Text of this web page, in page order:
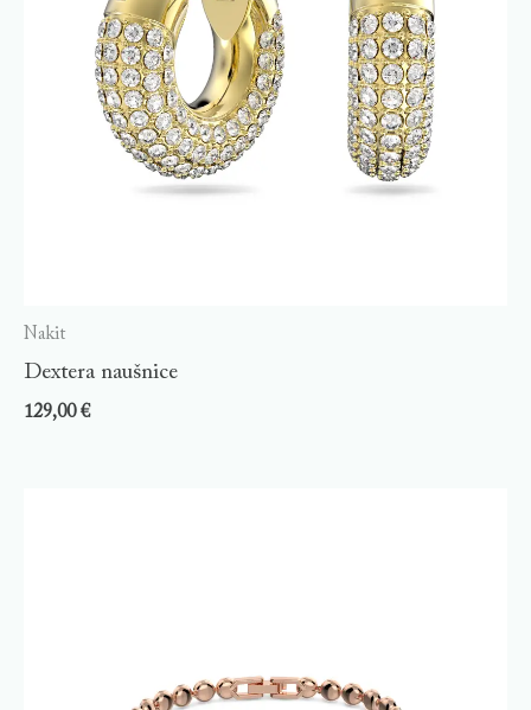
Nakit
Dextera naušnice
129,00€